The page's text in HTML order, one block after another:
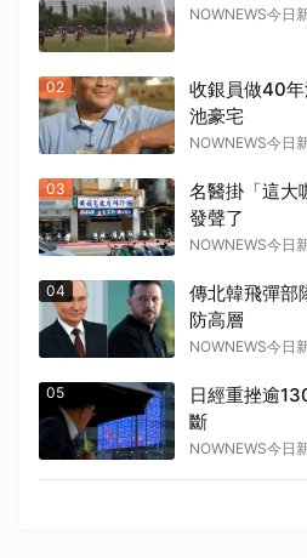
NOWNEWS今日
02
收銀員做40
池豪宅
NOWNEWS今日
03
名醫掛「這大
發聲了
NOWNEWS今日
04
傳北韓飛彈
防高層
NOWNEWS今日
05
日經重挫逾
斷
NOWNEWS今日